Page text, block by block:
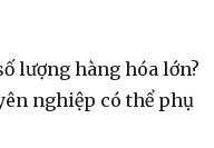
lượng hàng hóa lớn?
nghiệp có thể phụ